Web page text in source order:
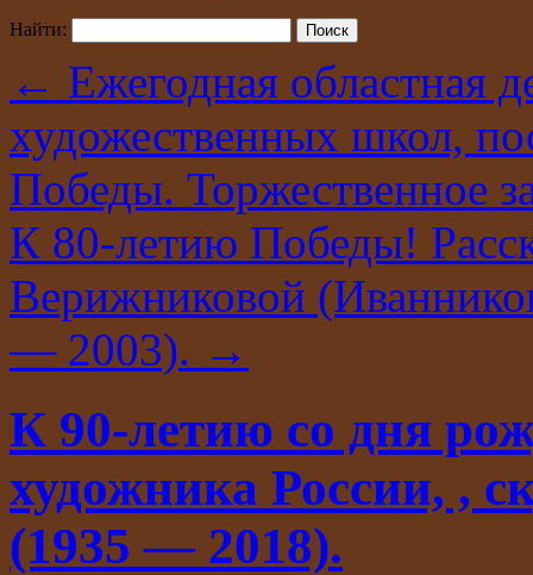
Найти:
← Ежегодная областная
художественных школ,
Победы. Торжественное
К 80-летию Победы!
Верижниковой
— 2003). →
К 90-летию со дня
художника России, ,
(1935 — 2018).